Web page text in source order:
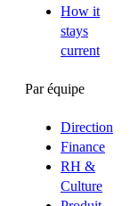
How it
stays
current
Par équipe
Direction
Finance
RH &
Culture